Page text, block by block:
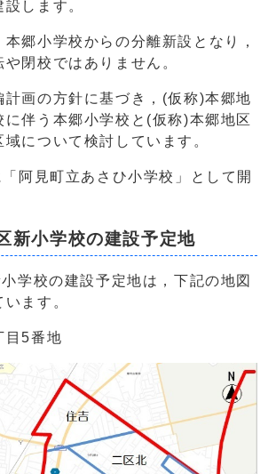
します。
郷小学校からの分離新設となり，
閉校ではありません。
計画の方針に基づき，(仮称)本郷地
に伴う本郷小学校と(仮称)本郷地区
について検討しています。
阿見町立あさひ小学校」として開
新小学校の建設予定地
学校の建設予定地は，下記の地図
ます。
目5番地